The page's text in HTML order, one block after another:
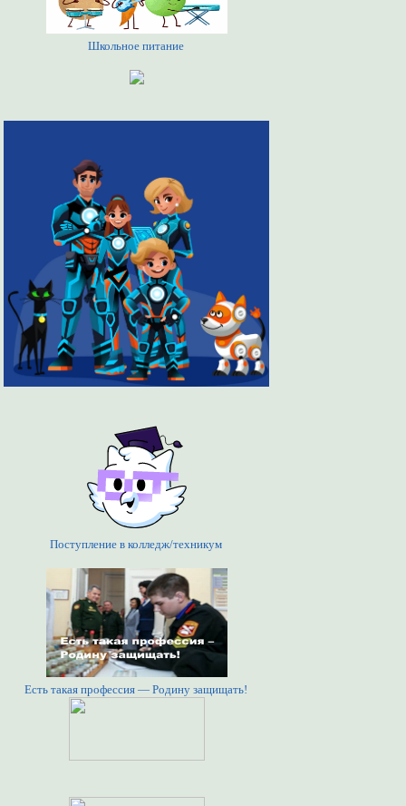
Школьное питание
Поступление в колледж/техникум
Есть такая профессия — Родину защищать!